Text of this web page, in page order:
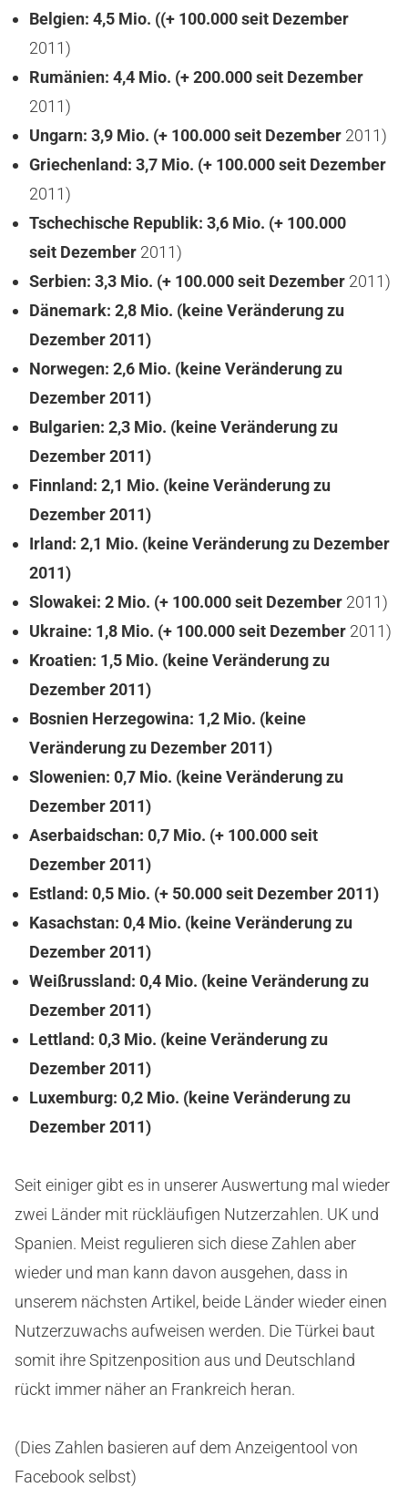
Belgien: 4,5 Mio. ((+ 100.000 seit Dezember
2011)
Rumänien: 4,4 Mio. (+ 200.000 seit Dezember
2011)
Ungarn: 3,9 Mio. (+ 100.000 seit Dezember 2011)
Griechenland: 3,7 Mio. (+ 100.000 seit Dezember
2011)
Tschechische Republik: 3,6 Mio. (+ 100.000
seit Dezember 2011)
Serbien: 3,3 Mio. (+ 100.000 seit Dezember 2011)
Dänemark: 2,8 Mio. (keine Veränderung zu
Dezember 2011)
Norwegen: 2,6 Mio. (keine Veränderung zu
Dezember 2011)
Bulgarien: 2,3 Mio. (keine Veränderung zu
Dezember 2011)
Finnland: 2,1 Mio. (keine Veränderung zu
Dezember 2011)
Irland: 2,1 Mio. (keine Veränderung zu Dezember
2011)
Slowakei: 2 Mio. (+ 100.000 seit Dezember 2011)
Ukraine: 1,8 Mio. (+ 100.000 seit Dezember 2011)
Kroatien: 1,5 Mio. (keine Veränderung zu
Dezember 2011)
Bosnien Herzegowina: 1,2 Mio. (keine
Veränderung zu Dezember 2011)
Slowenien: 0,7 Mio. (keine Veränderung zu
Dezember 2011)
Aserbaidschan: 0,7 Mio. (+ 100.000 seit
Dezember 2011)
Estland: 0,5 Mio. (+ 50.000 seit Dezember 2011)
Kasachstan: 0,4 Mio. (keine Veränderung zu
Dezember 2011)
Weißrussland: 0,4 Mio. (keine Veränderung zu
Dezember 2011)
Lettland: 0,3 Mio. (keine Veränderung zu
Dezember 2011)
Luxemburg: 0,2 Mio. (keine Veränderung zu
Dezember 2011)
Seit einiger gibt es in unserer Auswertung mal wieder
zwei Länder mit rückläufigen Nutzerzahlen. UK und
Spanien. Meist regulieren sich diese Zahlen aber
wieder und man kann davon ausgehen, dass in
unserem nächsten Artikel, beide Länder wieder einen
Nutzerzuwachs aufweisen werden. Die Türkei baut
somit ihre Spitzenposition aus und Deutschland
rückt immer näher an Frankreich heran.
(Dies Zahlen basieren auf dem Anzeigentool von
Facebook selbst)